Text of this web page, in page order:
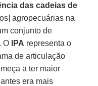
das cadeias de
agropecuárias na
conjunto de
O
IPA representa o
de articulação
a ter maior
era mais